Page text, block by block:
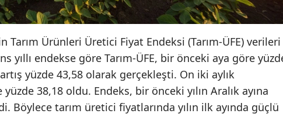
Tarım Ürünleri Üretici Fiyat Endeksi (Tarım-ÜFE) verileri
yıllı endekse göre Tarım-ÜFE, bir önceki aya göre
yüzde 43,58 olarak gerçekleşti. On iki aylık
38,18 oldu. Endeks, bir önceki yılın Aralık ayına
Böylece tarım üretici fiyatlarında yılın ilk ayında güçlü